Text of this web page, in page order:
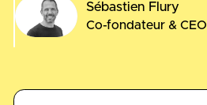
Sébastien Flury
Co-fondateur & CEO